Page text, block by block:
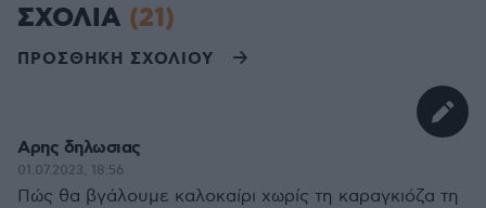
ΣΧΟΛΙΑ (21)
ΠΡΟΣΘΗΚΗ ΣΧΟΛΙΟΥ
Αρης δηλωσιας
01.07.2023, 18:56
Πώς θα βγάλουμε καλοκαίρι χωρίς τη καραγκιόζα τη